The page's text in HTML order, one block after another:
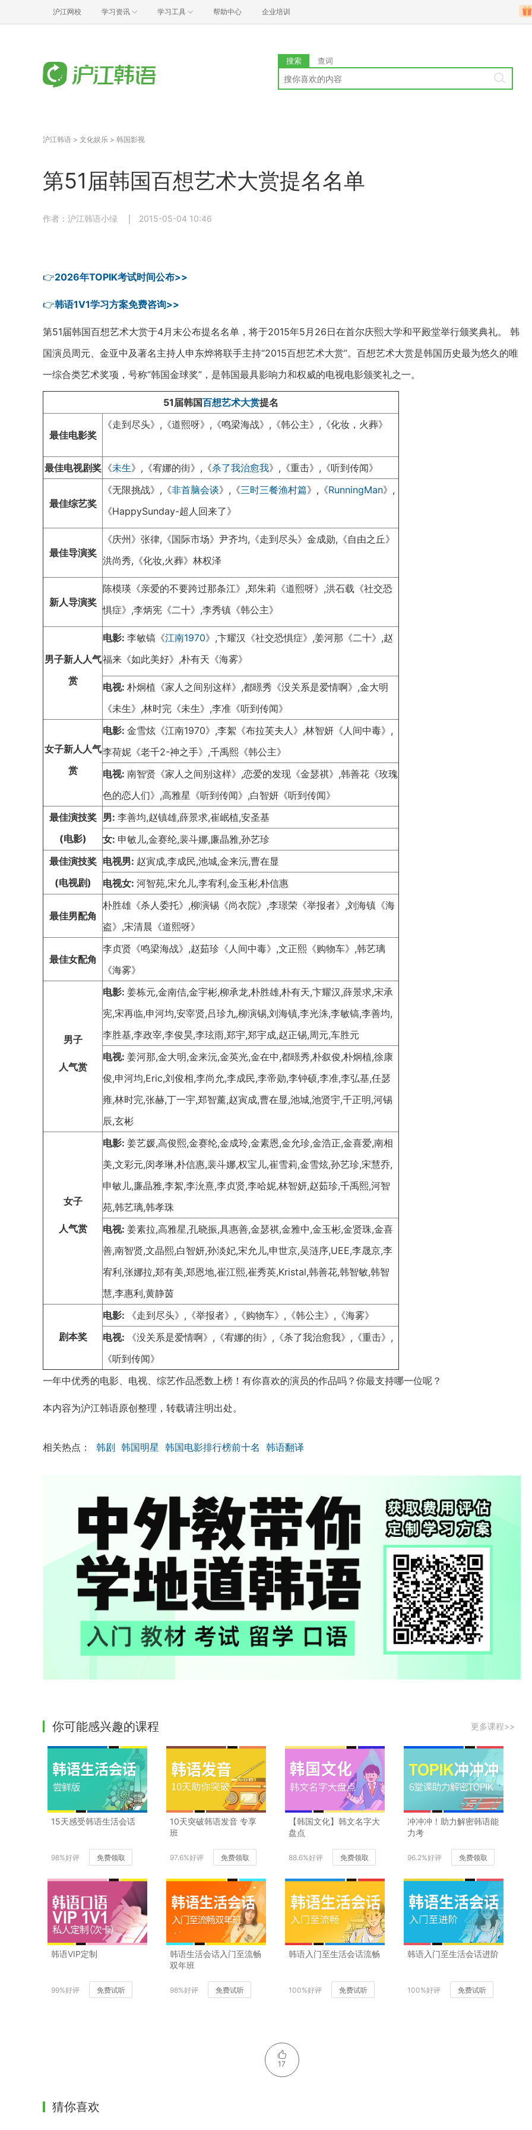
沪江网校 学习资讯 学习工具 帮助中心 企业培训
搜索 查词
沪江韩语 > 文化娱乐 > 韩国影视
第51届韩国百想艺术大赏提名名单
作者：沪江韩语小绿 2015-05-04 10:46
👉2026年TOPIK考试时间公布>>
👉韩语1V1学习方案免费咨询>>
第51届韩国百想艺术大赏于4月末公布提名名单，将于2015年5月26日在首尔庆熙大学和平殿堂举行颁奖典礼。 韩
国演员周元、金亚中及著名主持人申东烨将联手主持“2015百想艺术大赏”。百想艺术大赏是韩国历史最为悠久的唯
一综合类艺术奖项，号称“韩国金球奖”，是韩国最具影响力和权威的电视电影颁奖礼之一。
51届韩国百想艺术大赏提名
最佳电影奖
《走到尽头》,《道熙呀》,《鸣梁海战》,《韩公主》,《化妆，火葬》
最佳电视剧奖 《未生》,《宥娜的街》,《杀了我治愈我》,《重击》,《听到传闻》
最佳综艺奖
《无限挑战》,《非首脑会谈》,《三时三餐渔村篇》, 《RunningMan》,
《HappySunday-超人回来了》
最佳导演奖
《庆州》张律,《国际市场》尹齐均,《走到尽头》金成勋, 《自由之丘》
洪尚秀,《化妆,火葬》林权泽
新人导演奖
陈模瑛《亲爱的不要跨过那条江》,郑朱莉《道熙呀》,洪石载《社交恐
惧症》,李炳宪《二十》,李秀镇《韩公主》
男子新人人气
赏
电影: 李敏镐《江南1970》,卞耀汉《社交恐惧症》,姜河那《二十》,赵
福来《如此美好》,朴有天《海雾》
电视: 朴炯植《家人之间别这样》,都暻秀《没关系是爱情啊》,金大明
《未生》,林时完《未生》,李准《听到传闻》
女子新人人气
赏
电影: 金雪炫《江南1970》,李絮《布拉芙夫人》,林智妍《人间中毒》,
李荷妮《老千2-神之手》,千禹熙《韩公主》
电视: 南智贤《家人之间别这样》,恋爱的发现《金瑟祺》,韩善花《玫瑰
色的恋人们》,高雅星《听到传闻》,白智妍《听到传闻》
最佳演技奖
(电影)
男: 李善均,赵镇雄,薛景求,崔岷植,安圣基
女: 申敏儿,金赛纶,裴斗娜,廉晶雅,孙艺珍
最佳演技奖
(电视剧)
电视男: 赵寅成,李成民,池城,金来沅,曹在显
电视女: 河智苑,宋允儿,李宥利,金玉彬,朴信惠
最佳男配角
朴胜雄《杀人委托》,柳演锡《尚衣院》,李璟荣《举报者》,刘海镇《海
盗》,宋清晨《道熙呀》
最佳女配角
李贞贤《鸣梁海战》,赵茹珍《人间中毒》,文正熙《购物车》,韩艺璃
《海雾》
男子
人气赏
电影: 姜栋元,金南佶,金宇彬,柳承龙,朴胜雄,朴有天,卞耀汉,薛景求,宋承
宪,宋再临,申河均,安宰贤,吕珍九,柳演锡,刘海镇,李光洙,李敏镐,李善均,
李胜基,李政宰,李俊昊,李玹雨,郑宇,郑宇成,赵正锡,周元,车胜元
电视: 姜河那,金大明,金来沅,金英光,金在中,都暻秀,朴叙俊,朴炯植,徐康
俊,申河均,Eric,刘俊相,李尚允,李成民,李帝勋,李钟硕,李准,李弘基,任瑟
雍,林时完,张赫,丁一宇,郑智薰,赵寅成,曹在显,池城,池贤宇,千正明,河锡
辰,玄彬
女子
人气赏
电影: 姜艺媛,高俊熙,金赛纶,金成玲,金素恩,金允珍,金浩正,金喜爱,南相
美,文彩元,闵孝琳,朴信惠,裴斗娜,权宝儿,崔雪莉,金雪炫,孙艺珍,宋慧乔,
申敏儿,廉晶雅,李絮,李沇熹,李贞贤,李哈妮,林智妍,赵茹珍,千禹熙,河智
苑,韩艺璃,韩孝珠
电视: 姜素拉,高雅星,孔晓振,具惠善,金瑟祺,金雅中,金玉彬,金贤珠,金喜
善,南智贤,文晶熙,白智妍,孙淡妃,宋允儿,申世京,吴涟序,UEE,李晟京,李
宥利,张娜拉,郑有美,郑恩地,崔江熙,崔秀英,Kristal,韩善花,韩智敏,韩智
慧,李惠利,黄静茵
剧本奖
电影:
《走到尽头》,《举报者》,《购物车》,《韩公主》,《海雾》
电视:
《没关系是爱情啊》,《宥娜的街》,《杀了我治愈我》,《重击》,
《听到传闻》
一年中优秀的电影、电视、综艺作品悉数上榜！有你喜欢的演员的作品吗？你最支持哪一位呢？
本内容为沪江韩语原创整理，转载请注明出处。
相关热点： 韩剧 韩国明星 韩国电影排行榜前十名 韩语翻译
你可能感兴趣的课程 更多课程>>
15天感受韩语生活会话
98%好评 免费领取
10天突破韩语发音 专享
班
97.6%好评 免费领取
【韩国文化】韩文名字大
盘点
88.6%好评 免费领取
冲冲冲！助力解密韩语能
力考
96.2%好评 免费领取
韩语VIP定制
99%好评 免费试听
韩语生活会话入门至流畅
双年班
98%好评 免费试听
韩语入门至生活会话流畅
100%好评 免费试听
韩语入门至生活会话进阶
100%好评 免费试听
17
猜你喜欢